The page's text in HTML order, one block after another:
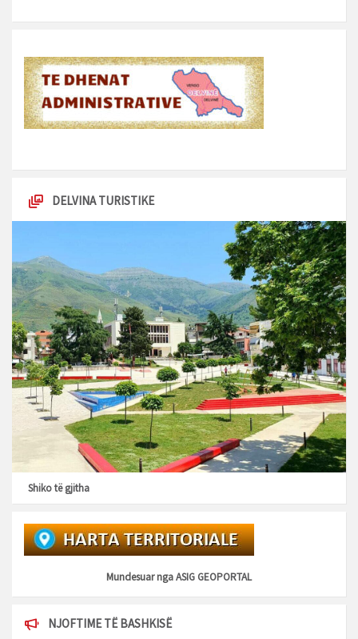
DELVINA TURISTIKE
Shiko të gjitha
Mundesuar ngaASIG GEOPORTAL
NJOFTIME TË BASHKISË